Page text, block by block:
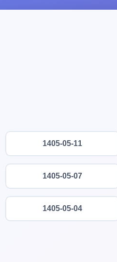
1405-05-11
1405-05-07
1405-05-04